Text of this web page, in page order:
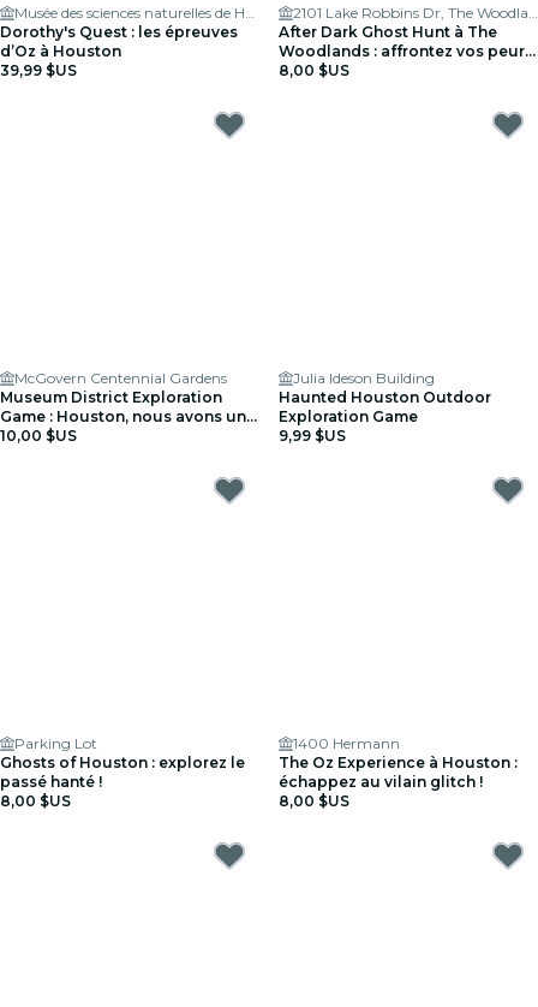
Musée des sciences naturelles de Houston
Dorothy's Quest : les épreuves
d’Oz à Houston
39,99 $US
2101 Lake Robbins Dr, The Woodlands, TX 77380
After Dark Ghost Hunt à The
Woodlands : affrontez vos peurs
!8,00 $US
McGovern Centennial Gardens
Museum District Exploration
Game : Houston, nous avons un
dilemme
10,00 $US
Julia Ideson Building
Haunted Houston Outdoor
Exploration Game
9,99 $US
Parking Lot
Ghosts of Houston : explorez le
passé hanté !
8,00 $US
1400 Hermann
The Oz Experience à Houston :
échappez au vilain glitch !
8,00 $US